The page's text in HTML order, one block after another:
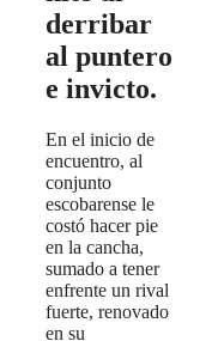
derribar
al puntero
e invicto.
En el inicio de
encuentro, al
conjunto
escobarense le
costó hacer pie
en la cancha,
sumado a tener
enfrente un rival
fuerte, renovado
en su